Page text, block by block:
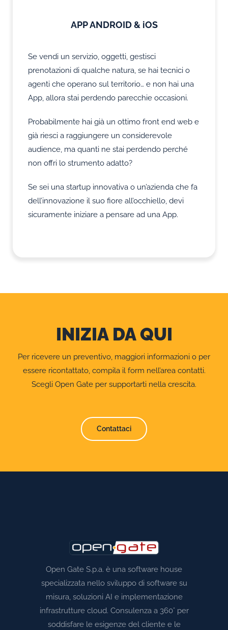
APP ANDROID & iOS
Se vendi un servizio, oggetti, gestisci
prenotazioni di qualche natura, se hai tecnici o
agenti che operano sul territorio… e non hai una
App, allora stai perdendo parecchie occasioni.
Probabilmente hai già un ottimo front end web e
già riesci a raggiungere un considerevole
audience, ma quanti ne stai perdendo perché
non offri lo strumento adatto?
Se sei una startup innovativa o un’azienda che fa
dell’innovazione il suo fiore all’occhiello, devi
sicuramente iniziare a pensare ad una App.
INIZIA DA QUI
Per ricevere un preventivo, maggiori informazioni o per
essere ricontattato, compila il form nell’area contatti.
Scegli Open Gate per supportarti nella crescita.
Contattaci
Open Gate S.p.a. è una software house
specializzata nello sviluppo di software su
misura, soluzioni AI e implementazione
infrastrutture cloud. Consulenza a 360° per
soddisfare le esigenze del cliente e le